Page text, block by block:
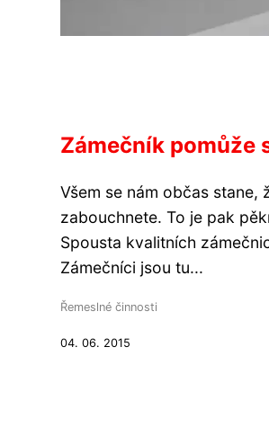
Zámečník pomůže
Všem se nám občas
zabouchnete. To je pak
Spousta kvalitních
Zámečníci jsou tu...
Řemeslné činnosti
04. 06. 2015